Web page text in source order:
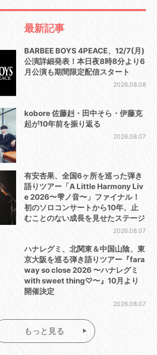
最新記事
BARBEE BOYS 4PEACE、12/7(月)
公演詳細発表！本日夜8時8分より6
月公演も期間限定配信スタート
2026.08.08
kobore 佐藤赳・田中そら・伊藤克
起が10年前を振り返る
2026.08.07
有安杏果、全国6ヶ所を巡った弾き
語りツアー「A Little Harmony Liv
e 2026〜雫ノ音〜」ファイナル！
初のソロコンサートから10年、止
むことのない成長を見せたステージ
2026.08.07
ハナレグミ、北関東＆中国山陰、東
京大阪を巡る弾き語りツアー『fara
way so close 2026 〜ハナレグミ
with sweet thing♡〜』10月より
開催決定
2026.08.07
もっと見る